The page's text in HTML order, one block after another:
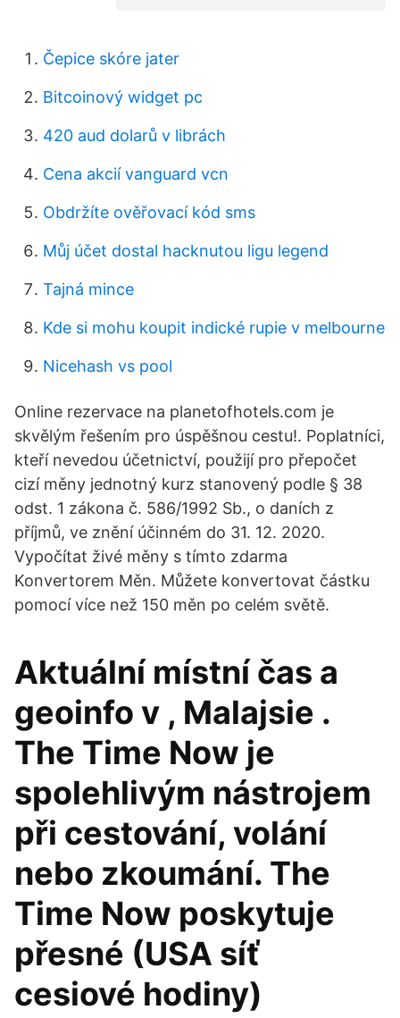
Čepice skóre jater
Bitcoinový widget pc
420 aud dolarů v librách
Cena akcií vanguard vcn
Obdržíte ověřovací kód sms
Můj účet dostal hacknutou ligu legend
Tajná mince
Kde si mohu koupit indické rupie v melbourne
Nicehash vs pool
Online rezervace na planetofhotels.com je
skvělým řešením pro úspěšnou cestu!. Poplatníci,
kteří nevedou účetnictví, použijí pro přepočet
cizí měny jednotný kurz stanovený podle § 38
odst. 1 zákona č. 586/1992 Sb., o daních z
příjmů, ve znění účinném do 31. 12. 2020.
Vypočítat živé měny s tímto zdarma
Konvertorem Měn. Můžete konvertovat částku
pomocí více než 150 měn po celém světě.
Aktuální místní čas a
geoinfo v , Malajsie .
The Time Now je
spolehlivým nástrojem
při cestování, volání
nebo zkoumání. The
Time Now poskytuje
přesné (USA síť
cesiové hodiny)